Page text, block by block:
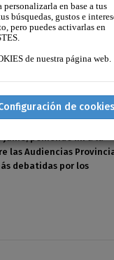
EL CORTE DE
NO ES
FINCASOFT
junio, poniendo fin a la
las Audiencias
debatidas por los
en base a tus
búsquedas, gustos e
pero puedes activarlas en
de nuestra página web.
de cookies